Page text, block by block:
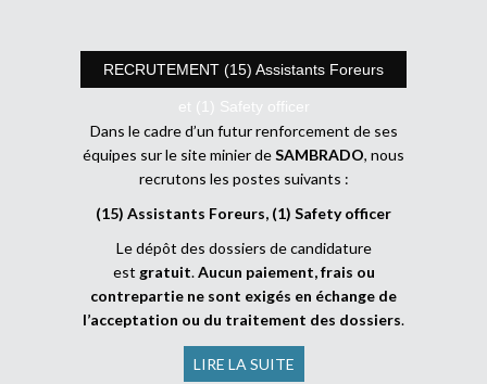
RECRUTEMENT (15) Assistants Foreurs
et (1) Safety officer
Dans le cadre d’un futur renforcement de ses
équipes sur le site minier deSAMBRADO, nous
recrutons les postes suivants :
(15) Assistants Foreurs, (1) Safety officer
Le dépôt des dossiers de candidature
est gratuit.Aucun paiement, frais ou
contrepartie ne sont exigés en échange de
l’acceptation ou du traitement des dossiers.
LIRE LA SUITE